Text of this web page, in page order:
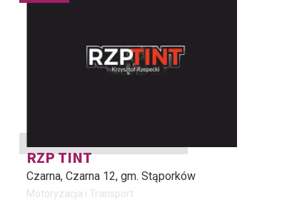
RZP TINT
Czarna, Czarna 12, gm. Stąporków
Motoryzacja i Transport